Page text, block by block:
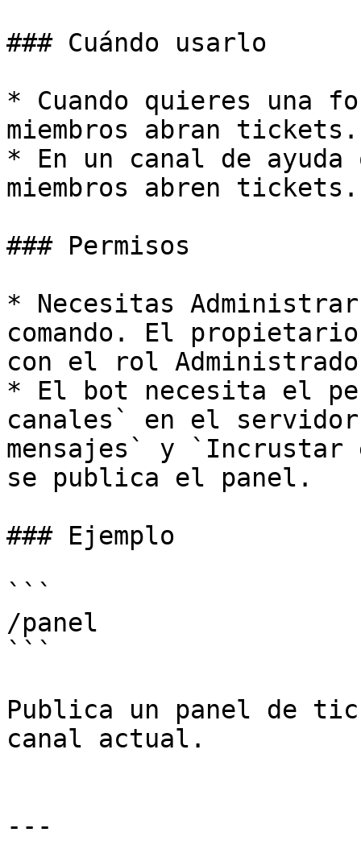
### Cuándo usarlo
* Cuando quieres una
miembros abran tickets.
* En un canal de
miembros abren tickets.
### Permisos
* Necesitas
comando. El
con el rol
* El bot necesita el
canales` en el
mensajes` y `Incrustar
se publica el panel.
### Ejemplo
```
/panel
```
Publica un panel de
canal actual.
---